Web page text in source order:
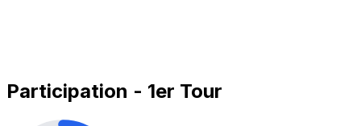
Participation - 1er Tour